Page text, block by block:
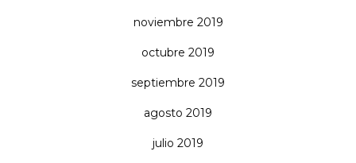
noviembre 2019
octubre 2019
septiembre 2019
agosto 2019
julio 2019